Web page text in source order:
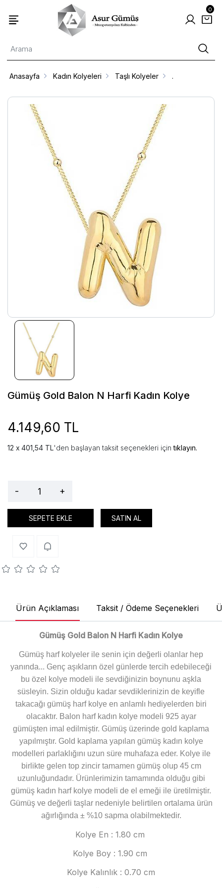
0
Anasayfa Kadın Kolyeleri Taşlı Kolyeler .
Gümüş Gold Balon N Harfi Kadın Kolye
4.149,60 TL
401,54 TL'den başlayan taksit seçenekleri içintıklayın.
- +
SEPETE EKLE SATIN AL
Ürün Açıklaması Taksit / Ödeme Seçenekleri
Gümüş Gold Balon N Harfi Kadın Kolye
Gümüş harf kolyeler ile senin için değerli olanlar hep
yanında... Genç aşıkların özel günlerde tercih edebileceği
bu özel kolye modeli ile sevdiğinizin boynunu aşkla
süsleyin. Sizin olduğu kadar sevdiklerinizin de keyifle
takacağı gümüş harf kolye en anlamlı hediyelerden biri
olacaktır. Balon harf kadın kolye modeli 925 ayar
gümüşten imal edilmiştir. Gümüş üzerinde gold kaplama
yapılmıştır. Gold kaplama yapılan gümüş kadın kolye
modelleri parlaklığını uzun süre muhafaza eder. Kolye ile
birlikte gelen top zincir tamamen gümüş olup 45 cm
uzunluğundadır. Ürünlerimizin tamamında olduğu gibi
gümüş kadın harf kolye modeli de el emeği ile üretilmiştir.
Gümüş ve değerli taşlar nedeniyle belirtilen ortalama ürün
ağırlığında ± %10 sapma olabilmektedir.
Kolye En : 1.80 cm
Kolye Boy : 1.90 cm
Kolye Kalınlık : 0.70 cm